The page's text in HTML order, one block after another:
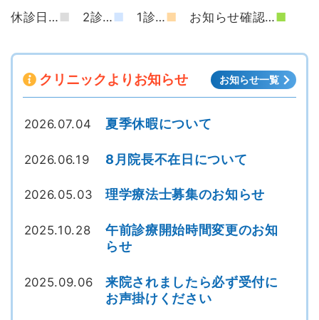
休診日… ■ 2診… ■ 1診…■ お知らせ確認…■
クリニックよりお知らせ お知らせ一覧
2026.07.04 夏季休暇について
2026.06.19 8月院長不在日について
2026.05.03 理学療法士募集のお知らせ
2025.10.28
午前診療開始時間変更のお知
らせ
2025.09.06
来院されましたら必ず受付に
お声掛けください